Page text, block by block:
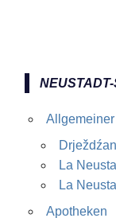
La
La
Apotheken